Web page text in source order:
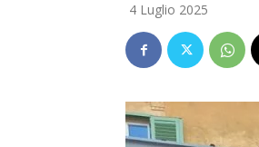
4 Luglio 2025